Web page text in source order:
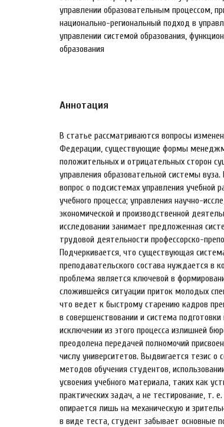
управлении образовательным процессом,
национально-региональный подход в
управлении системой образования,
образования
Аннотация
В статье рассматриваются вопросы
Федерации, существующие формы
положительных и отрицательных сторон
управления образовательной системы
вопрос о подсистемах управления учебной
учебного процесса; управления научно-
экономической и производственной
исследовании занимает предложенная
трудовой деятельности профессорско-
Подчеркивается, что существующая
преподавательского состава нуждается в
проблема является ключевой в
сложившейся ситуации приток молодых
что ведет к быстрому старению кадров
в совершенствовании и система
исключении из этого процесса излишней
преодолена передачей полномочий
числу университетов. Выдвигается тезис о
методов обучения студентов,
усвоения учебного материала, таких как
практических задач, а не тестирование, т.
опирается лишь на механическую и
в виде теста, студент забывает основные